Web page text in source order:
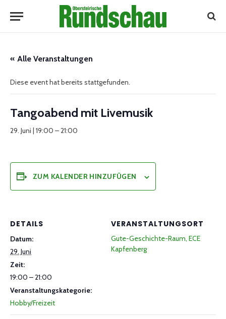
« Alle Veranstaltungen
Diese event hat bereits stattgefunden.
Tangoabend mit Livemusik
29. Juni | 19:00 –21:00
ZUM KALENDER HINZUFÜGEN
DETAILS
Datum:
29. Juni
Zeit:
19:00 – 21:00
Veranstaltungskategorie:
Hobby/Freizeit
VERANSTALTUNGSORT
Gute-Geschichte-Raum, ECE
Kapfenberg